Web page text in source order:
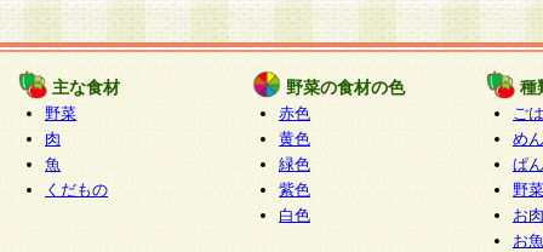
主な食材
野菜
肉
魚
くだもの
野菜の食材の色
赤色
黄色
緑色
紫色
白色
種
ご
めん
ぱん
野
お
お